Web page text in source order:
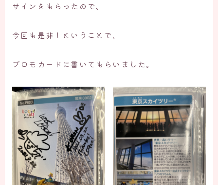
サインをもらったので、
今回も是非！ということで、
プロモカードに書いてもらいました。